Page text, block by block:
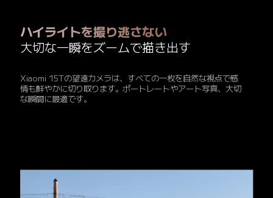
ハイライトを撮り逃さない
大切な一瞬をズームで描き出す
Xiaomi 15Tの望遠カメラは、すべての一枚を自然な視点で感
情も鮮やかに切り取ります。ポートレートやアート写真、大切
な瞬間に最適です。